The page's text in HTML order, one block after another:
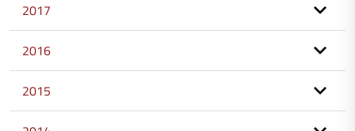
2017
2016
2015